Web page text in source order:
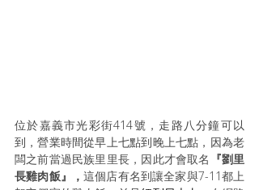
位於嘉義市光彩街414號，走路八分鐘可以
到，營業時間從早上七點到晚上七點，因為老
闆之前當過民族里里長，因此才會取名 『劉里
長雞肉飯』， 這個店有名到讓全家與7-11都上